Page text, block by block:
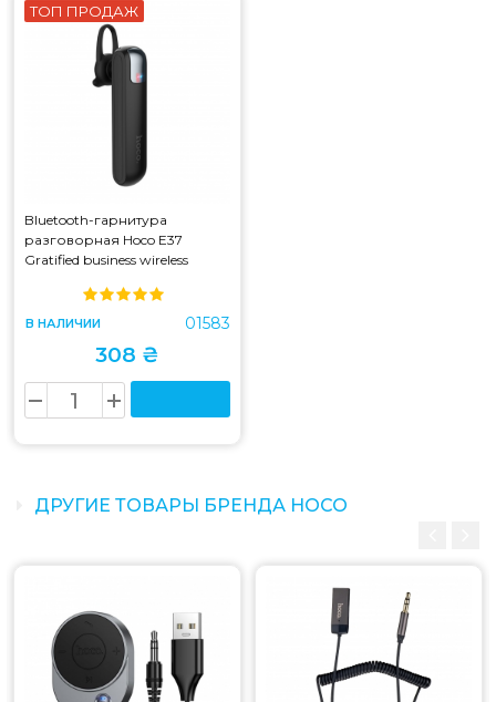
ТОП ПРОДАЖ
Bluetooth-гарнитура
разговорная Hoco E37
Gratified business wireless
В НАЛИЧИИ 01583
308 ₴
ДРУГИЕ ТОВАРЫ БРЕНДА HOCO